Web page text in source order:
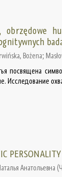
obrzędowe
Bożena;
посвящена
Исследование
Анатольевна (